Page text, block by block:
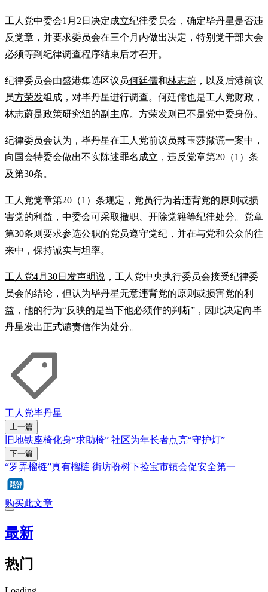
工人党中委会1月2日决定成立纪律委员会，确定毕丹星是否违
反党章，并要求委员会在三个月内做出决定，特别党干部大会
必须等到纪律调查程序结束后才召开。
纪律委员会由盛港集选区议员何廷儒和林志蔚 ，以及后港前议
员方荣发组成，对毕丹星进行调查。何廷儒也是工人党财政，
林志蔚是政策研究组的副主席。方荣发则已不是党中委身份。
纪律委员会认为，毕丹星在工人党前议员辣玉莎撒谎一案中，
向国会特委会做出不实陈述罪名成立，违反党章第20（1）条
及第30条。
工人党党章第20（1）条规定，党员行为若违背党的原则或损
害党的利益，中委会可采取撤职、开除党籍等纪律处分。党章
第30条则要求参选公职的党员遵守党纪，并在与党和公众的往
来中，保持诚实与坦率。
工人党4月30日发声明说 ，工人党中央执行委员会接受纪律委
员会的结论，但认为毕丹星无意违背党的原则或损害党的利
益，他的行为“反映的是当下他必须作的判断”，因此决定向毕
丹星发出正式谴责信作为处分。
工人党毕丹星
上一篇
旧地铁座椅化身“求助椅” 社区为年长者点亮“守护灯”
下一篇
“罗弄榴梿”真有榴梿 街坊盼树下捡宝市镇会促安全第一
购买此文章
最新
热门